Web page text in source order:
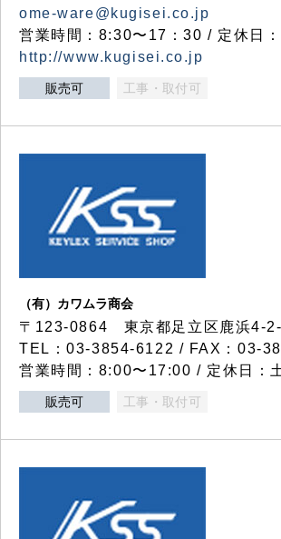
ome-ware@kugisei.co.jp
営業時間：8:30〜17：30 / 定休日
http://www.kugisei.co.jp
販売可 工事・取付可
（有）カワムラ商会
〒123-0864 東京都足立区鹿浜4-
TEL：03-3854-6122 / FAX：03-
営業時間：8:00〜17:00 / 定休日：
販売可 工事・取付可